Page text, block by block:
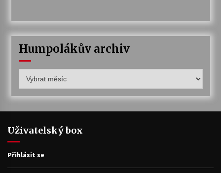
Humpolákův archiv
archiv
Uživatelský box
Přihlásit se